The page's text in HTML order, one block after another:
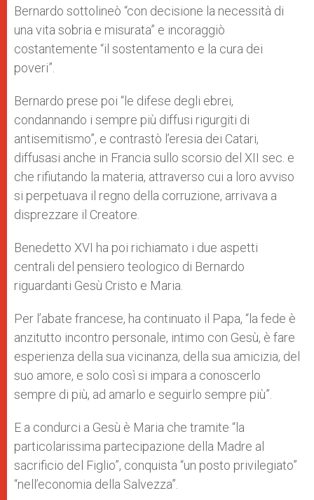
Bernardo sottolineò “con decisione la necessità di
una vita sobria e misurata” e incoraggiò
costantemente “il sostentamento e la cura dei
poveri”.
Bernardo prese poi “le difese degli ebrei,
condannando i sempre più diffusi rigurgiti di
antisemitismo”, e contrastò l’eresia dei Catari,
diffusasi anche in Francia sullo scorsio del XII sec. e
che rifiutando la materia, attraverso cui a loro avviso
si perpetuava il regno della corruzione, arrivava a
disprezzare il Creatore.
Benedetto XVI ha poi richiamato i due aspetti
centrali del pensiero teologico di Bernardo
riguardanti Gesù Cristo e Maria.
Per l’abate francese, ha continuato il Papa, “la fede è
anzitutto incontro personale, intimo con Gesù, è fare
esperienza della sua vicinanza, della sua amicizia, del
suo amore, e solo così si impara a conoscerlo
sempre di più, ad amarlo e seguirlo sempre più”.
E a condurci a Gesù è Maria che tramite “la
particolarissima partecipazione della Madre al
sacrificio del Figlio”, conquista “un posto privilegiato”
“nell’economia della Salvezza”.